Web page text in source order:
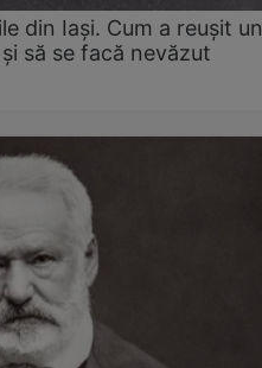
din Iași. Cum a reușit un
să se facă nevăzut